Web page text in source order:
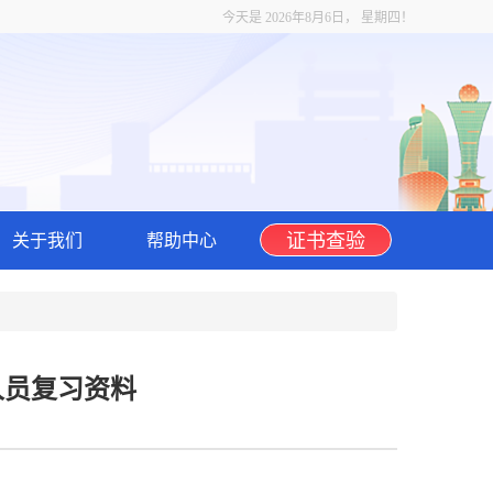
今天是 2026年8月6日， 星期四！
关于我们 帮助中心 证书查验
复习资料